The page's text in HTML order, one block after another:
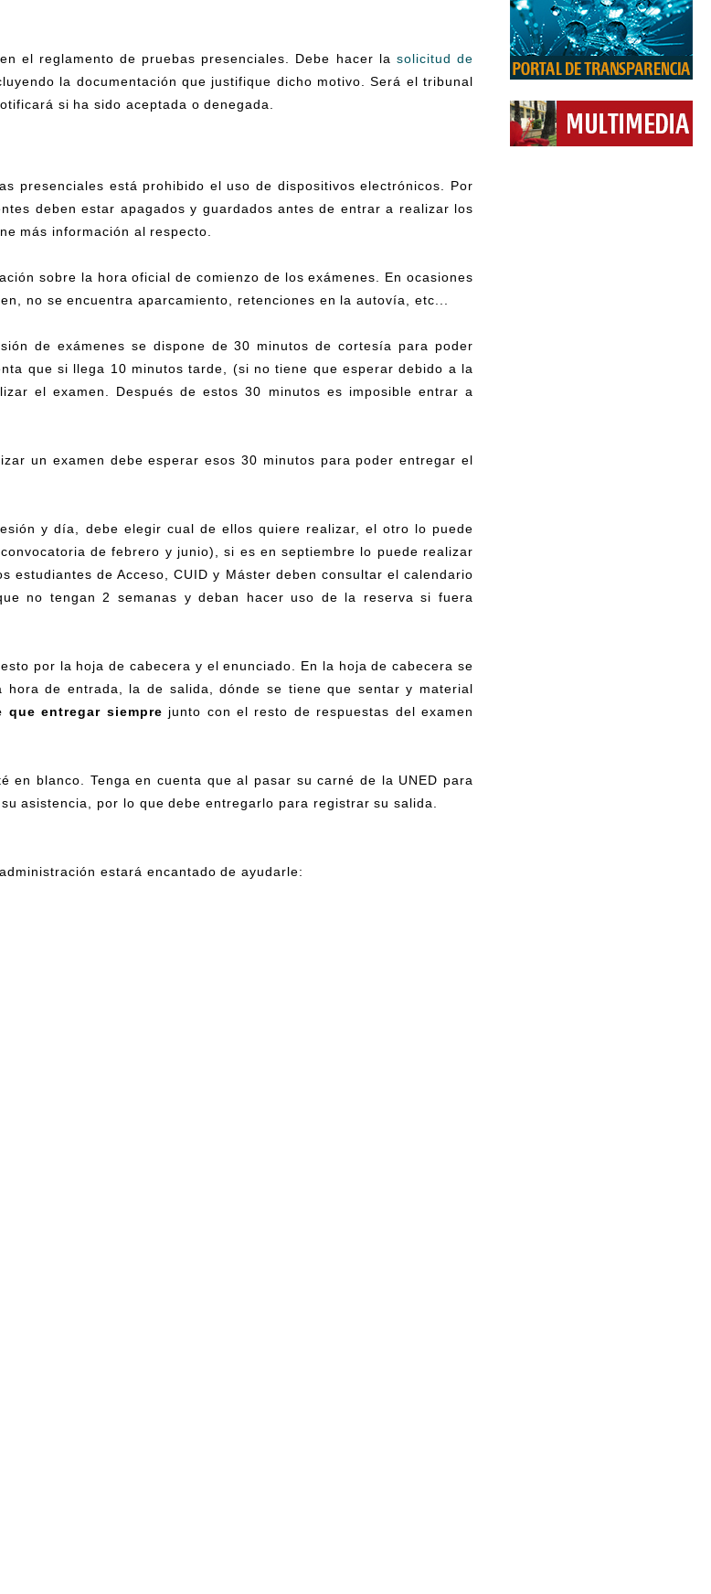
el reglamento de pruebas presenciales. Debe hacer la solicitud de
la documentación que justifique dicho motivo. Será el tribunal
si ha sido aceptada o denegada.
presenciales está prohibido el uso de dispositivos electrónicos. Por
deben estar apagados y guardados antes de entrar a realizar los
más información al respecto.
sobre la hora oficial de comienzo de los exámenes. En ocasiones
no se encuentra aparcamiento, retenciones en la autovía, etc...
de exámenes se dispone de 30 minutos de cortesía para poder
que si llega 10 minutos tarde, (si no tiene que esperar debido a la
el examen. Después de estos 30 minutos es imposible entrar a
un examen debe esperar esos 30 minutos para poder entregar el
y día, debe elegir cual de ellos quiere realizar, el otro lo puede
de febrero y junio), si es en septiembre lo puede realizar
estudiantes de Acceso, CUID y Máster deben consultar el calendario
no tengan 2 semanas y deban hacer uso de la reserva si fuera
por la hoja de cabecera y el enunciado. En la hoja de cabecera se
hora de entrada, la de salida, dónde se tiene que sentar y material
que entregar siempre junto con el resto de respuestas del examen
en blanco. Tenga en cuenta que al pasar su carné de la UNED para
asistencia, por lo que debe entregarlo para registrar su salida.
estará encantado de ayudarle: